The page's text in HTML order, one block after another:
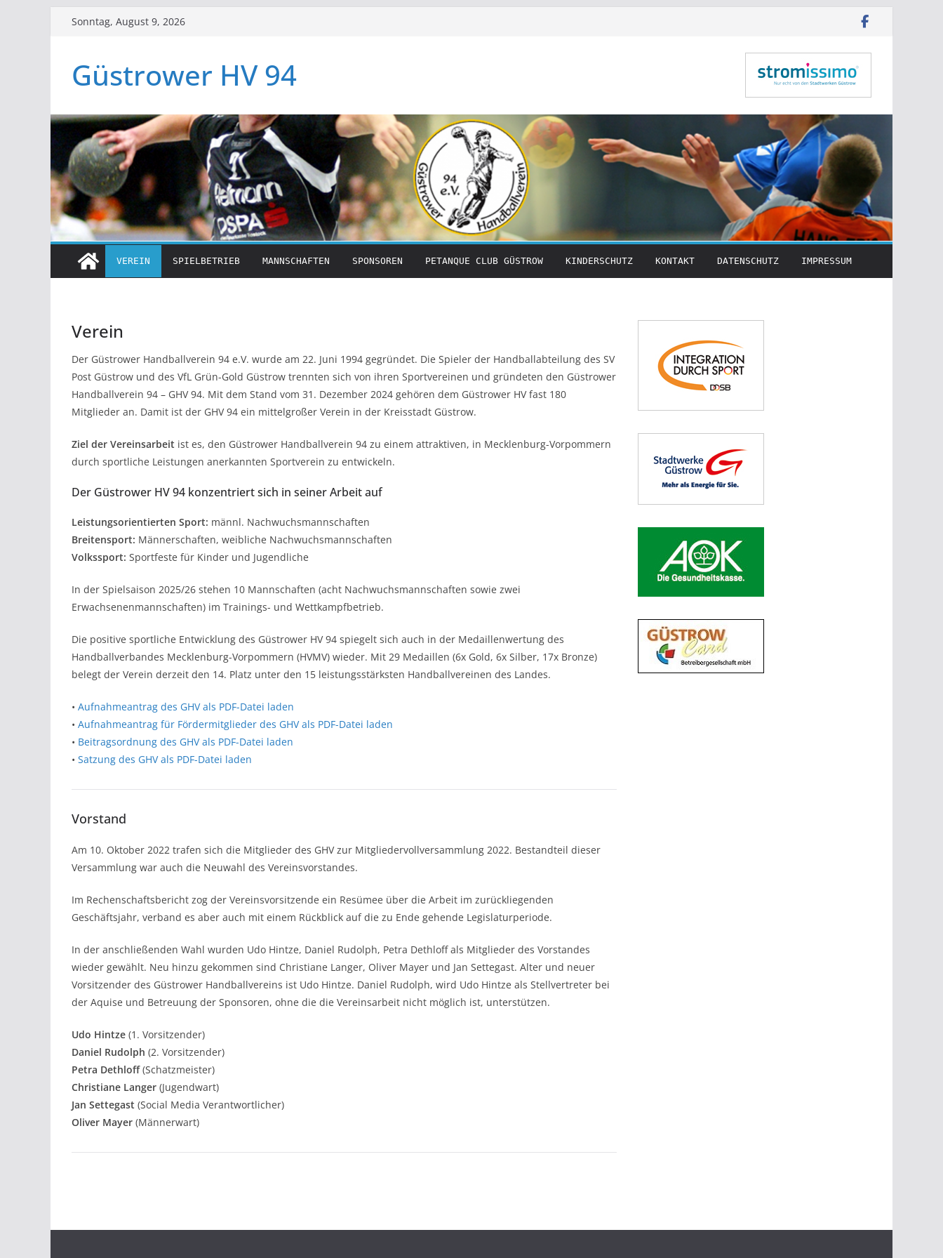
ZumSonntag, August 9, 2026
Güstrower HV 94
VEREIN SPIELBETRIEB MANNSCHAFTEN SPONSOREN PETANQUE CLUB GÜSTROW KINDERSCHUTZ KONTAKT DATENSCHUTZ IMPRESSUM
Verein
Der Güstrower Handballverein 94 e.V. wurde am 22. Juni 1994 gegründet. Die Spieler der Handballabteilung des SV
Post Güstrow und des VfL Grün-Gold Güstrow trennten sich von ihren Sportvereinen und gründeten den Güstrower
Handballverein 94 – GHV 94. Mit dem Stand vom 31. Dezember 2024 gehören dem Güstrower HV fast 180
Mitglieder an. Damit ist der GHV 94 ein mittelgroßer Verein in der Kreisstadt Güstrow.
Ziel der Vereinsarbeit ist es, den Güstrower Handballverein 94 zu einem attraktiven, in Mecklenburg-Vorpommern
durch sportliche Leistungen anerkannten Sportverein zu entwickeln.
Der Güstrower HV 94 konzentriert sich in seiner Arbeit auf
Leistungsorientierten Sport: männl. Nachwuchsmannschaften
Breitensport: Männerschaften, weibliche Nachwuchsmannschaften
Volkssport: Sportfeste für Kinder und Jugendliche
In der Spielsaison 2025/26 stehen 10 Mannschaften (acht Nachwuchsmannschaften sowie zwei
Erwachsenenmannschaften) im Trainings- und Wettkampfbetrieb.
Die positive sportliche Entwicklung des Güstrower HV 94 spiegelt sich auch in der Medaillenwertung des
Handballverbandes Mecklenburg-Vorpommern (HVMV) wieder. Mit 29 Medaillen (6x Gold, 6x Silber, 17x Bronze)
belegt der Verein derzeit den 14. Platz unter den 15 leistungsstärksten Handballvereinen des Landes.
• Aufnahmeantrag des GHV als PDF-Datei laden
• Aufnahmeantrag für Fördermitglieder des GHV als PDF-Datei laden
• Beitragsordnung des GHV als PDF-Datei laden
• Satzung des GHV als PDF-Datei laden
Vorstand
Am 10. Oktober 2022 trafen sich die Mitglieder des GHV zur Mitgliedervollversammlung 2022. Bestandteil dieser
Versammlung war auch die Neuwahl des Vereinsvorstandes.
Im Rechenschaftsbericht zog der Vereinsvorsitzende ein Resümee über die Arbeit im zurückliegenden
Geschäftsjahr, verband es aber auch mit einem Rückblick auf die zu Ende gehende Legislaturperiode.
In der anschließenden Wahl wurden Udo Hintze, Daniel Rudolph, Petra Dethloff als Mitglieder des Vorstandes
wieder gewählt. Neu hinzu gekommen sind Christiane Langer, Oliver Mayer und Jan Settegast. Alter und neuer
Vorsitzender des Güstrower Handballvereins ist Udo Hintze. Daniel Rudolph, wird Udo Hintze als Stellvertreter bei
der Aquise und Betreuung der Sponsoren, ohne die die Vereinsarbeit nicht möglich ist, unterstützen.
Udo Hintze (1. Vorsitzender)
Daniel Rudolph (2. Vorsitzender)
Petra Dethloff(Schatzmeister)
Christiane Langer (Jugendwart)
Jan Settegast (Social Media Verantwortlicher)
Oliver Mayer (Männerwart)